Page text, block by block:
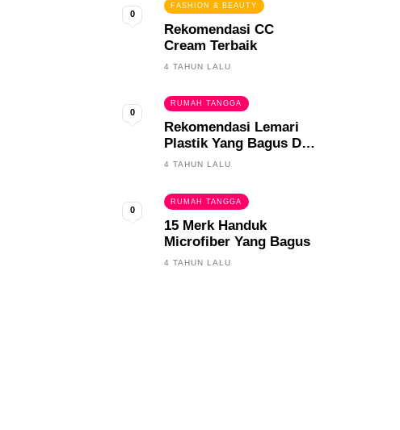
0
FASHION & BEAUTY
Rekomendasi CC
Cream Terbaik
4 TAHUN LALU
0
RUMAH TANGGA
Rekomendasi Lemari
Plastik Yang Bagus Dan
Tahan Lama
4 TAHUN LALU
0
RUMAH TANGGA
15 Merk Handuk
Microfiber Yang Bagus
4 TAHUN LALU